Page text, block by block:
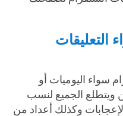
التعليقات
سواء اليوميات أو
ويتطلع الجميع لنسب
وكذلك أعداد من